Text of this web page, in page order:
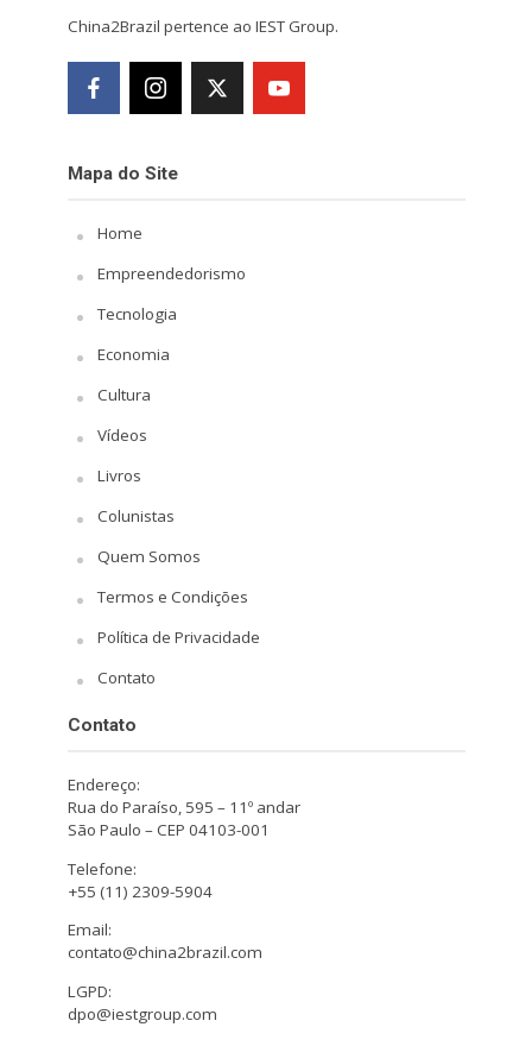
China2Brazil pertence ao IEST Group.
Mapa do Site
Home
Empreendedorismo
Tecnologia
Economia
Cultura
Vídeos
Livros
Colunistas
Quem Somos
Termos e Condições
Política de Privacidade
Contato
Contato
Endereço:
Rua do Paraíso, 595 – 11º andar
São Paulo – CEP 04103-001
Telefone:
+55 (11) 2309-5904
Email:
contato@china2brazil.com
LGPD:
dpo@iestgroup.com